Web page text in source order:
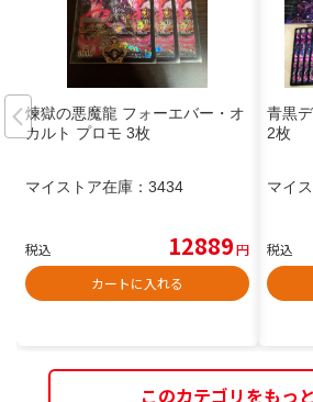
煉獄の悪魔龍 フォーエバー・オ
カルト プロモ 3枚
マイストア在庫： 3434
税込 12889円
カートに入れる
青黒
2枚
マイ
税込
このカテゴリをもっ